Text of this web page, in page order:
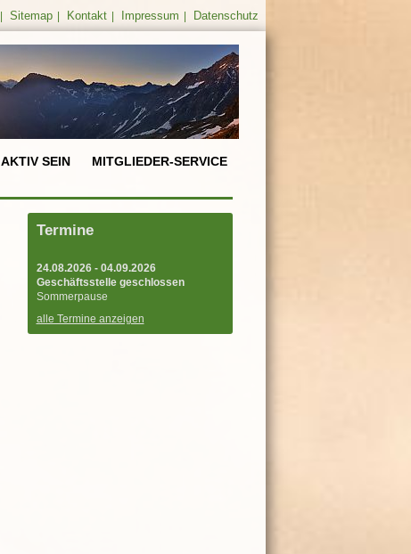
Sitemap Kontakt Impressum Datenschutz
AKTIV SEIN MITGLIEDER-SERVICE
Termine
24.08.2026 - 04.09.2026
Geschäftsstelle geschlossen
Sommerpause
alle Termine anzeigen